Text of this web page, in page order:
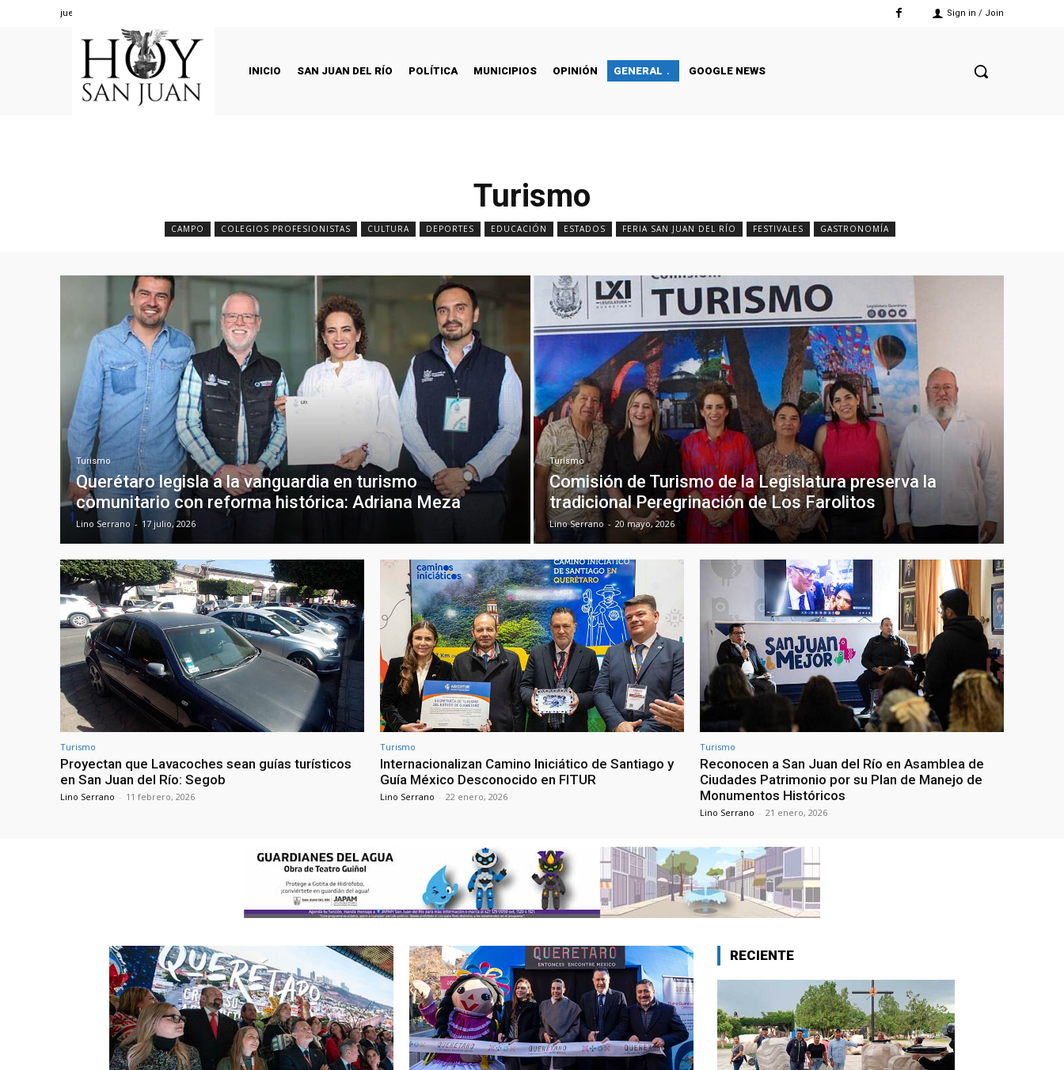
jueves, agosto 6, 2026 Sign in / Join
INICIO SAN JUAN DEL RÍO POLÍTICA MUNICIPIOS OPINIÓN GENERAL GOOGLE NEWS
Turismo
CAMPO COLEGIOS PROFESIONISTAS CULTURA DEPORTES EDUCACIÓN ESTADOS FERIA SAN JUAN DEL RÍO FESTIVALES GASTRONOMÍA
Turismo
Querétaro legisla a la vanguardia en turismo
comunitario con reforma histórica: Adriana Meza
Lino Serrano - 17 julio, 2026
Turismo
Comisión de Turismo de la Legislatura preserva la
tradicional Peregrinación de Los Farolitos
Lino Serrano - 20 mayo, 2026
Turismo
Proyectan que Lavacoches sean guías turísticos
en San Juan del Río: Segob
Lino Serrano - 11 febrero, 2026
Turismo
Internacionalizan Camino Iniciático de Santiago y
Guía México Desconocido en FITUR
Lino Serrano - 22 enero, 2026
Turismo
Reconocen a San Juan del Río en Asamblea de
Ciudades Patrimonio por su Plan de Manejo de
Monumentos Históricos
Lino Serrano - 21 enero, 2026
RECIENTE